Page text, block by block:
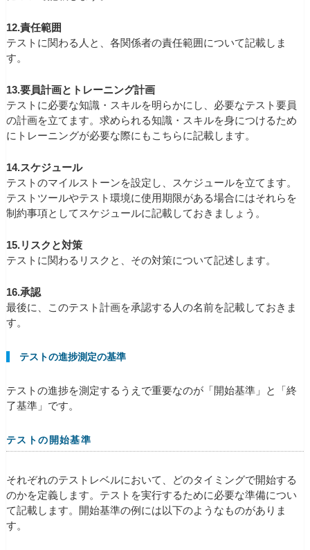
12.責任範囲
テストに関わる人と、各関係者の責任範囲について記載しま
す。
13.要員計画とトレーニング計画
テストに必要な知識・スキルを明らかにし、必要なテスト要員
の計画を立てます。求められる知識・スキルを身につけるため
にトレーニングが必要な際にもこちらに記載します。
14.スケジュール
テストのマイルストーンを設定し、スケジュールを立てます。
テストツールやテスト環境に使用期限がある場合にはそれらを
制約事項としてスケジュールに記載しておきましょう。
15.リスクと対策
テストに関わるリスクと、その対策について記述します。
16.承認
最後に、このテスト計画を承認する人の名前を記載しておきま
す。
テストの進捗測定の基準
テストの進捗を測定するうえで重要なのが「開始基準」と「終
了基準」です。
テストの開始基準
それぞれのテストレベルにおいて、どのタイミングで開始する
のかを定義します。テストを実行するために必要な準備につい
て記載します。開始基準の例には以下のようなものがありま
す。